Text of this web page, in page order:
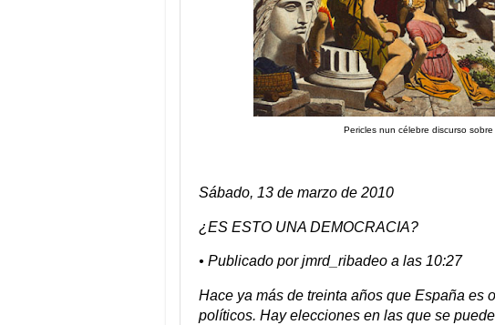
Pericles nun célebre discurso
Sábado, 13 de marzo de 2010
¿ES ESTO UNA DEMOCRACIA?
• Publicado por jmrd_ribadeo a las 10:27
Hace ya más de treinta años que España es
políticos. Hay elecciones en las que se